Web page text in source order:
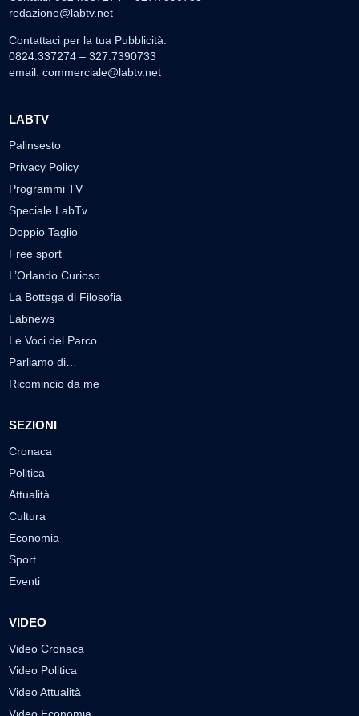
redazione@labtv.net
Contattaci per la tua Pubblicità:
0824.337274 – 327.7390733
email: commerciale@labtv.net
LABTV
Palinsesto
Privacy Policy
Programmi TV
Speciale LabTv
Doppio Taglio
Free sport
L’Orlando Curioso
La Bottega di Filosofia
Labnews
Le Voci del Parco
Parliamo di…
Ricomincio da me
SEZIONI
Cronaca
Politica
Attualità
Cultura
Economia
Sport
Eventi
VIDEO
Video Cronaca
Video Politica
Video Attualità